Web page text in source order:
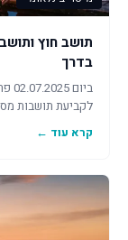
תושב חוץ
בדרך
לקביעת תושבות
קרא עוד ←